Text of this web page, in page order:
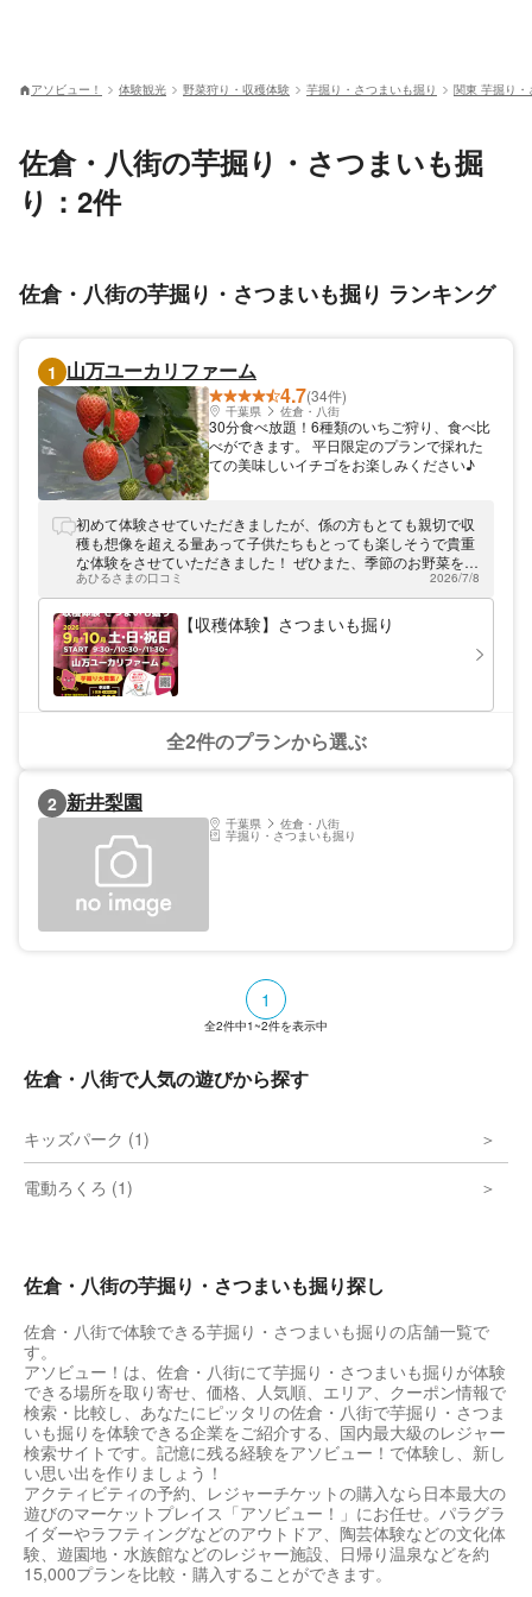
アソビュー！ 体験観光 野菜狩り・収穫体験 芋掘り・さつまいも掘り 関東 芋掘り
佐倉・八街の芋掘り・さつまいも掘
り：2件
佐倉・八街の芋掘り・さつまいも掘り ランキング
1 山万ユーカリファーム
4.7(34件)
千葉県 佐倉・八街
30分食べ放題！6種類のいちご狩り、食べ比
べができます。 平日限定のプランで採れた
ての美味しいイチゴをお楽しみください♪
初めて体験させていただきましたが、係の方もとても親切で収
穫も想像を超える量あって子供たちもとっても楽しそうで貴重
な体験をさせていただきました！ ぜひまた、季節のお野菜を収
穫体験させていただきたいなと思いました！ どうもありがとう
ございました！
あひるさまの口コミ 2026/7/8
【収穫体験】さつまいも掘り
全2件のプランから選ぶ
2 新井梨園
千葉県 佐倉・八街
芋掘り・さつまいも掘り
1
全2件中1~2件を表示中
佐倉・八街で人気の遊びから探す
キッズパーク (1)
電動ろくろ (1)
佐倉・八街の芋掘り・さつまいも掘り探し
佐倉・八街で体験できる芋掘り・さつまいも掘りの店舗一覧で
す。
アソビュー！は、佐倉・八街にて芋掘り・さつまいも掘りが体験
できる場所を取り寄せ、価格、人気順、エリア、クーポン情報で
検索・比較し、あなたにピッタリの佐倉・八街で芋掘り・さつま
いも掘りを体験できる企業をご紹介する、国内最大級のレジャー
検索サイトです。記憶に残る経験をアソビュー！で体験し、新し
い思い出を作りましょう！
アクティビティの予約、レジャーチケットの購入なら日本最大の
遊びのマーケットプレイス「アソビュー！」にお任せ。パラグラ
イダーやラフティングなどのアウトドア、陶芸体験などの文化体
験、遊園地・水族館などのレジャー施設、日帰り温泉などを約
15,000プランを比較・購入することができます。